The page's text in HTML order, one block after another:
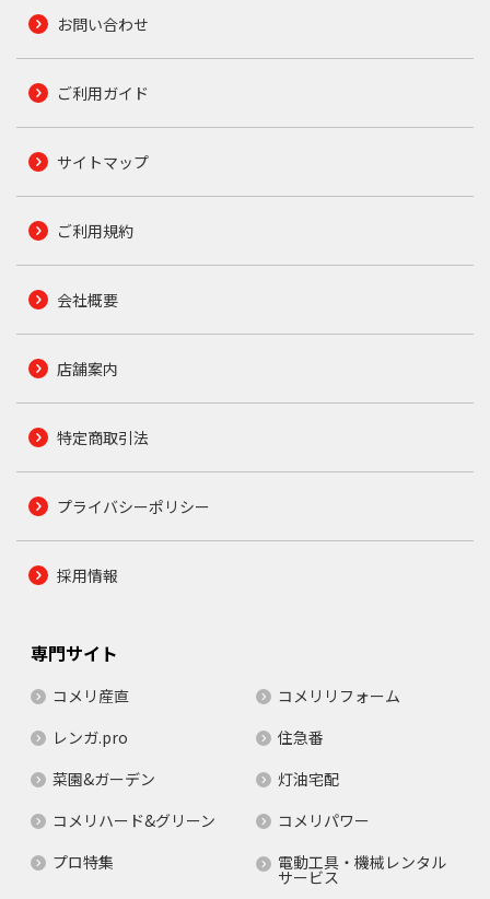
お問い合わせ
ご利用ガイド
サイトマップ
ご利用規約
会社概要
店舗案内
特定商取引法
プライバシーポリシー
採用情報
専門サイト
コメリ産直
コメリリフォーム
レンガ.pro
住急番
菜園&ガーデン
灯油宅配
コメリハード&グリーン
コメリパワー
プロ特集
電動工具・機械レンタル
サービス